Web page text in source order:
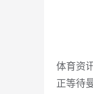
体育资
正等待